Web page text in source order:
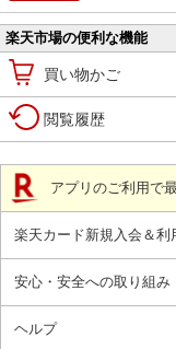
楽天市場の便利な機能
買い物かご
閲覧履歴
アプリのご利用で
楽天カード新規入会＆利
安心・安全への取り組み
ヘルプ